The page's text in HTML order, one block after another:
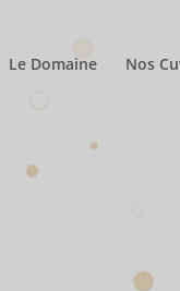
Le Domaine Nos